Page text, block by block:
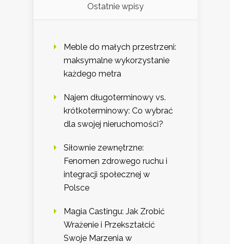
Ostatnie wpisy
Meble do małych przestrzeni:
maksymalne wykorzystanie
każdego metra
Najem długoterminowy vs.
krótkoterminowy: Co wybrać
dla swojej nieruchomości?
Siłownie zewnętrzne:
Fenomen zdrowego ruchu i
integracji społecznej w
Polsce
Magia Castingu: Jak Zrobić
Wrażenie i Przekształcić
Swoje Marzenia w